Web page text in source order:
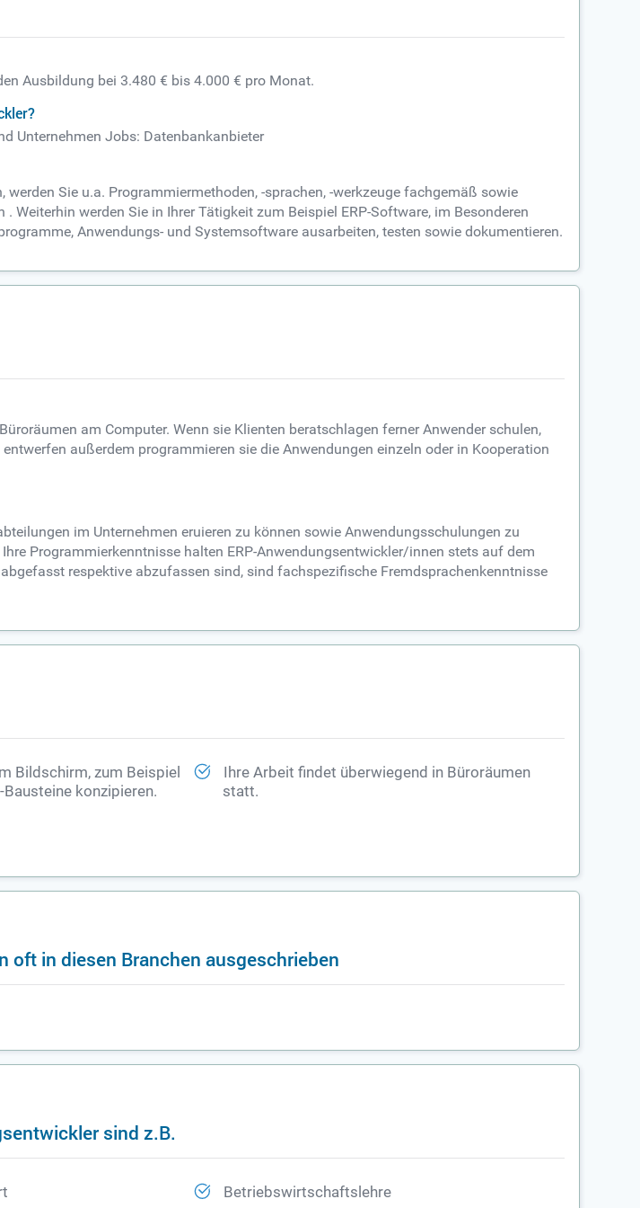
Ausbildung bei 3.480 € bis 4.000 € pro Monat.
Unternehmen Jobs: Datenbankanbieter
Sie u.a. Programmiermethoden, -sprachen, -werkzeuge fachgemäß sowie
werden Sie in Ihrer Tätigkeit zum Beispiel ERP-Software, im Besonderen
Anwendungs- und Systemsoftware ausarbeiten, testen sowie dokumentieren.
am Computer. Wenn sie Klienten beratschlagen ferner Anwender schulen,
außerdem programmieren sie die Anwendungen einzeln oder in Kooperation
im Unternehmen eruieren zu können sowie Anwendungsschulungen zu
Programmierkenntnisse halten ERP-Anwendungsentwickler/innen stets auf dem
respektive abzufassen sind, sind fachspezifische Fremdsprachenkenntnisse
Bildschirm, zum Beispiel
konzipieren.
Ihre Arbeit findet überwiegend in Büroräumen
statt.
in diesen Branchen ausgeschrieben
sind z.B.
Betriebswirtschaftslehre